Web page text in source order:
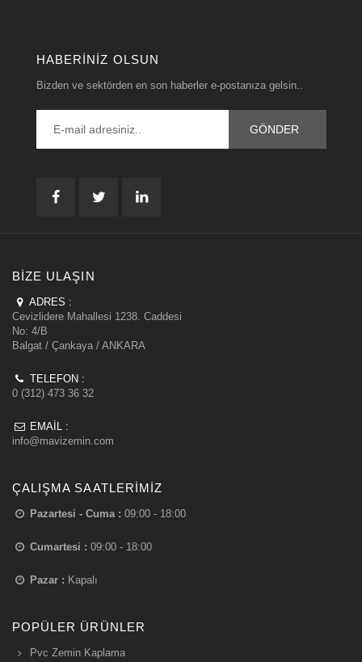
HABERINIZ OLSUN
Bizden ve sektörden en son haberler e-postanıza gelsin..
BIZE ULAŞIN
ADRES :
Cevizlidere Mahallesi 1238. Caddesi
No: 4/B
Balgat / Çankaya / ANKARA
TELEFON :
0 (312) 473 36 32
EMAIL :
info@mavizemin.com
ÇALIŞMA SAATLERIMIZ
Pazartesi - Cuma : 09:00 - 18:00
Cumartesi : 09:00 - 18:00
Pazar : Kapalı
POPÜLER ÜRÜNLER
Pvc Zemin Kaplama